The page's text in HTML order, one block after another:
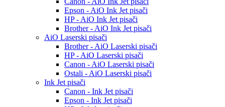
Epson - AiO Ink Jet pisači
HP - AiO Ink Jet pisači
Brother - AiO Ink Jet pisači
AiO Laserski pisači
Brother - AiO Laserski pisači
HP - AiO Laserski pisači
Canon - AiO Laserski pisači
Ostali - AiO Laserski pisači
Ink Jet pisači
Canon - Ink Jet pisači
Epson - Ink Jet pisači